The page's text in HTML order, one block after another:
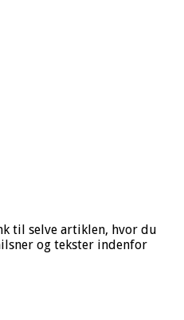
til selve artiklen, hvor du
og tekster indenfor